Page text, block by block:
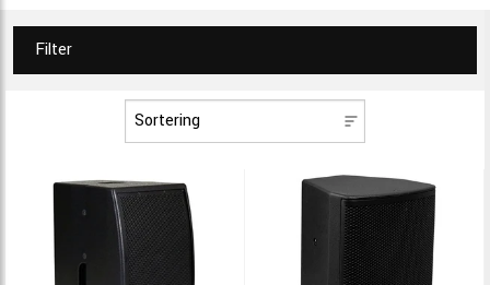
Filter